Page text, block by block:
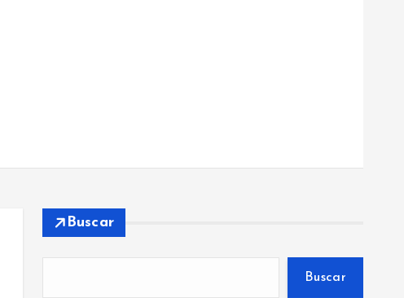
Buscar
Buscar